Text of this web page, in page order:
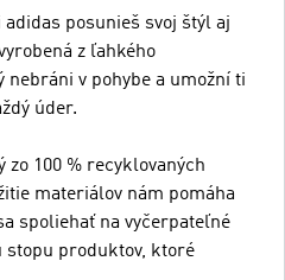
posunieš svoj štýl aj
z ľahkého
v pohybe a umožní ti
úder.
zo 100 % recyklovaných
materiálov nám pomáha
spoliehať na vyčerpateľné
stopu produktov, ktoré